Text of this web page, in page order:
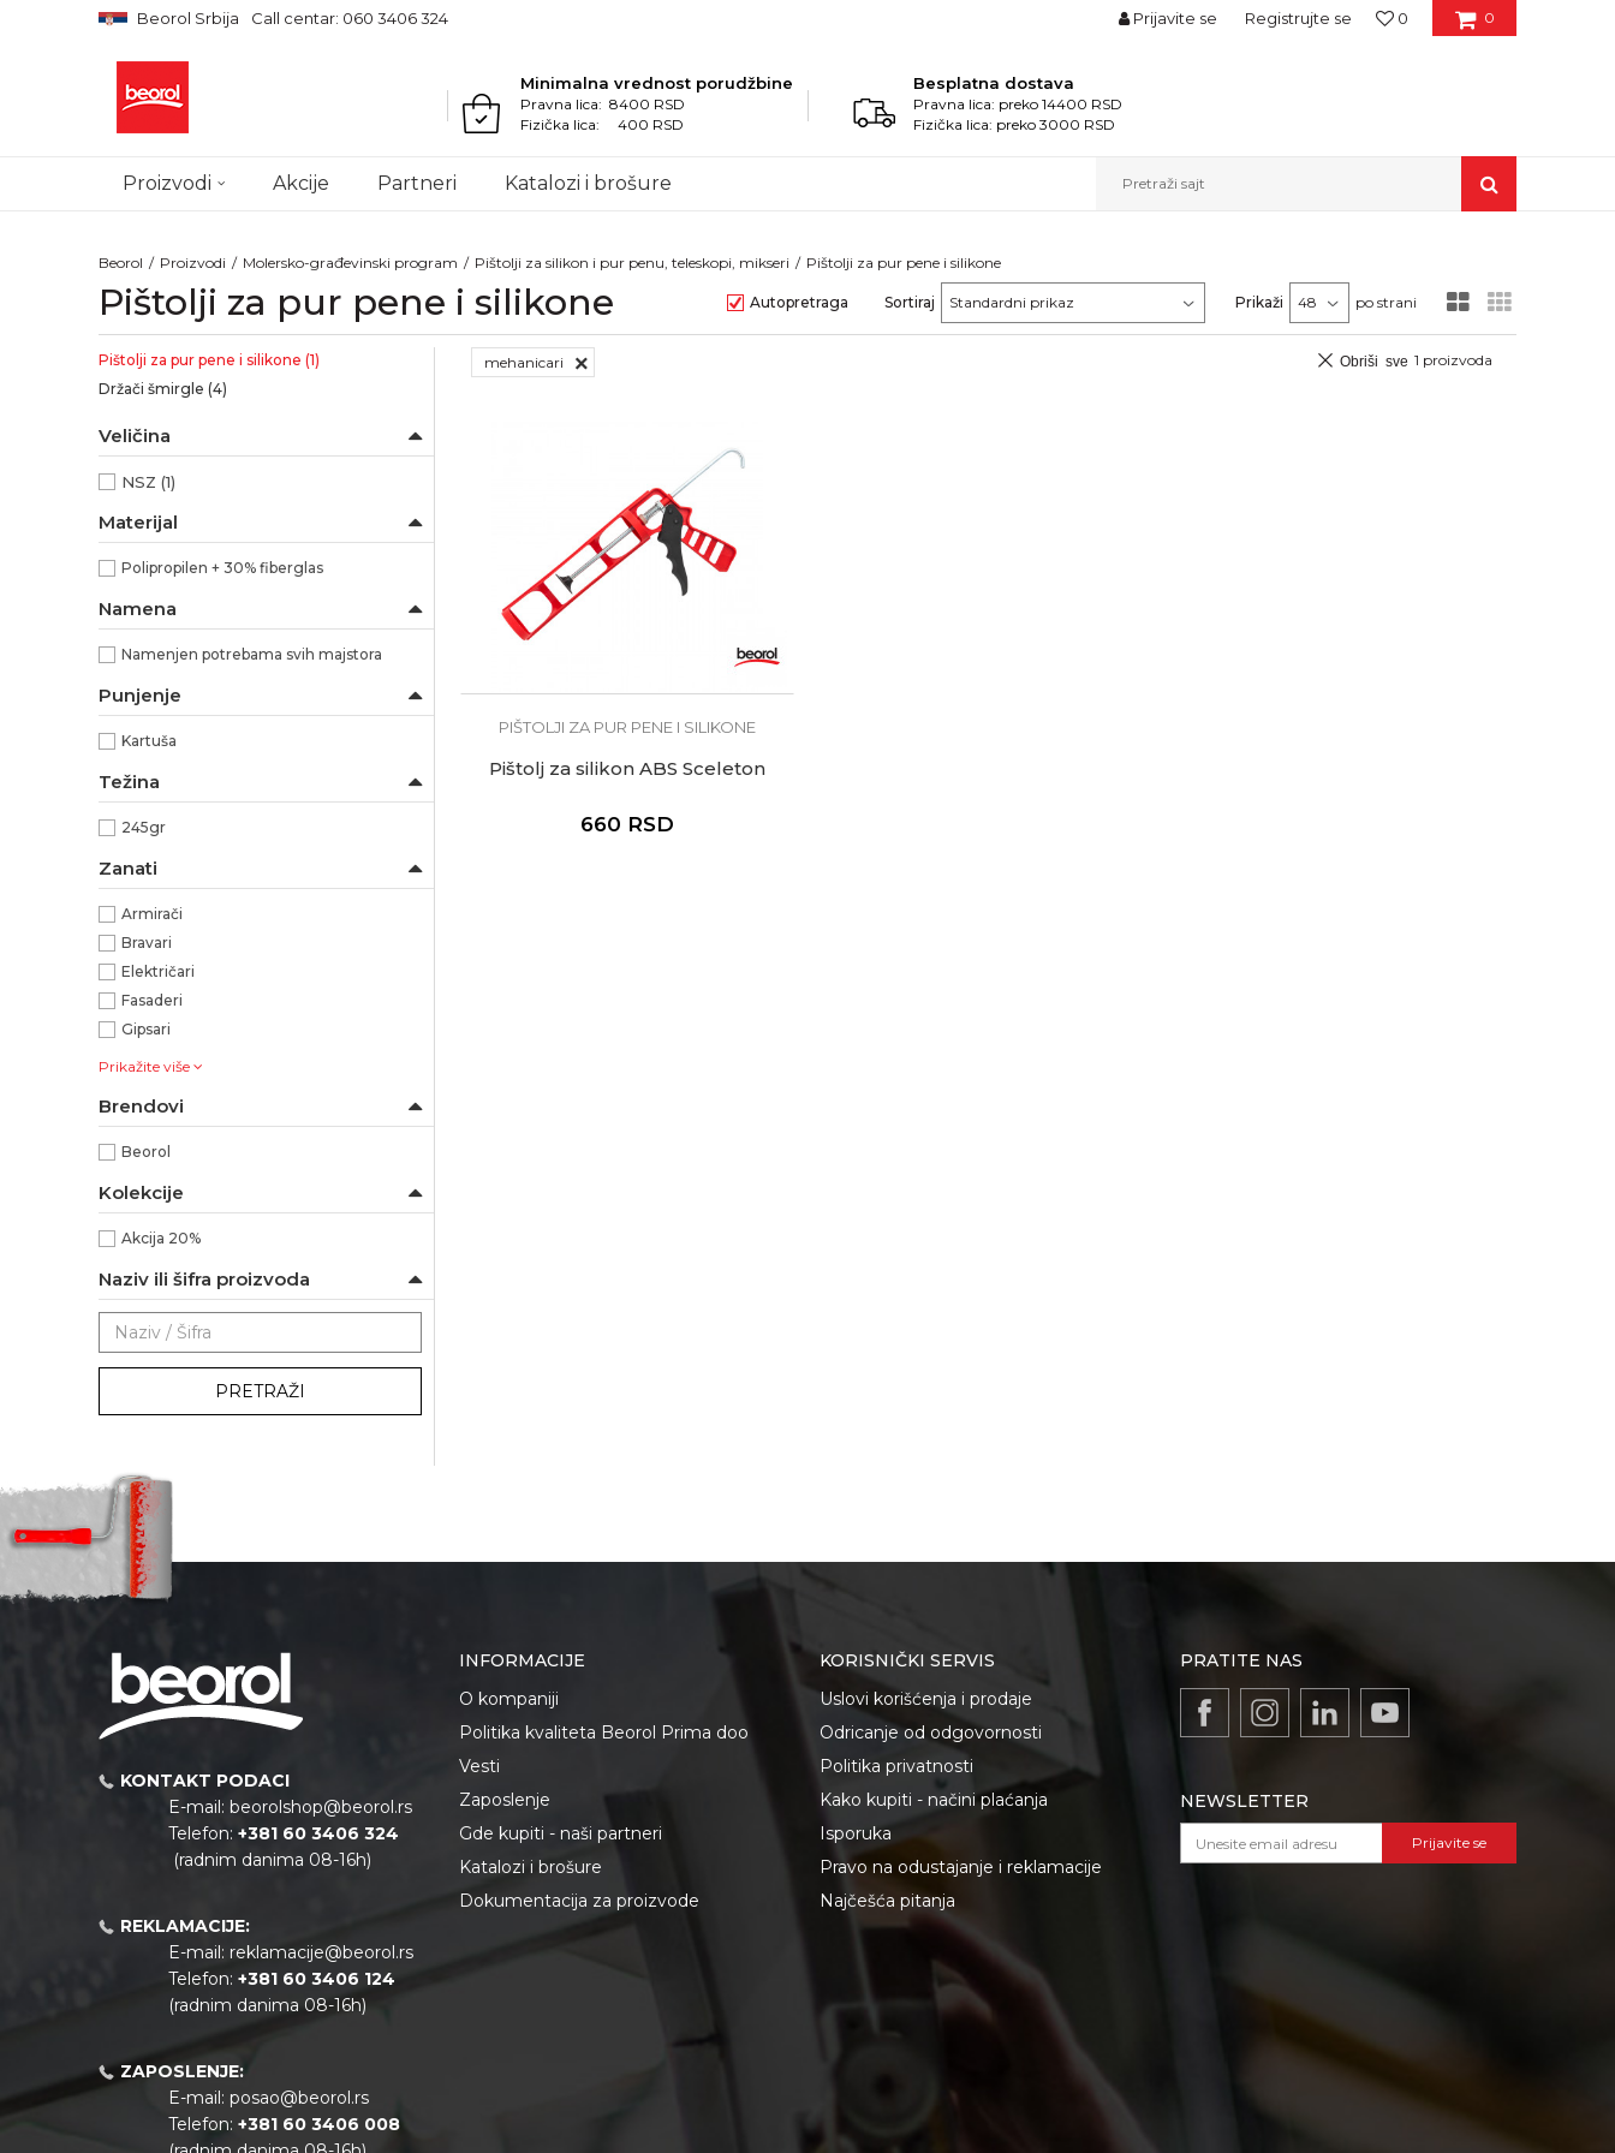
Beorol Srbija Call centar: 060 3406 324 0
0
Prijavite se Registrujte se
Minimalna vrednost porudžbine
Pravna lica: 8400 RSD
Fizička lica: 400 RSD
Besplatna dostava
Pravna lica: preko 14400 RSD
Fizička lica: preko 3000 RSD
Proizvodi Akcije Partneri Katalozi i brošure Pretraži sajt
Beorol Proizvodi Molersko-građevinski program Pištolji za silikon i pur penu, teleskopi, mikseri Pištolji za pur pene i silikone
Pištolji za pur pene i silikone Autopretraga Sortiraj Prikaži po strani
Pištolji za pur pene i silikone (1)
Držači šmirgle (4)
Veličina
NSZ (1)
Materijal
Polipropilen + 30% fiberglas
Namena
Namenjen potrebama svih majstora
Punjenje
Kartuša
Težina
245gr
Zanati
Armirači
Bravari
Električari
Fasaderi
Gipsari
Prikažite više
Brendovi
Beorol
Kolekcije
Akcija 20%
Naziv ili šifra proizvoda
PRETRAŽI
mehanicari 1 proizvoda
Obriši sve
PIŠTOLJI ZA PUR PENE I SILIKONE
Pištolj za silikon ABS Sceleton
660 RSD
KONTAKT PODACI
E-mail: beorolshop@beorol.rs
Telefon: +381 60 3406 324
(radnim danima 08-16h)
REKLAMACIJE:
E-mail: reklamacije@beorol.rs
Telefon: +381 60 3406 124
(radnim danima 08-16h)
ZAPOSLENJE:
E-mail: posao@beorol.rs
Telefon: +381 60 3406 008
INFORMACIJE
O kompaniji
Politika kvaliteta Beorol Prima doo
Vesti
Zaposlenje
Gde kupiti - naši partneri
Katalozi i brošure
Dokumentacija za proizvode
KORISNIČKI SERVIS
Uslovi korišćenja i prodaje
Odricanje od odgovornosti
Politika privatnosti
Kako kupiti - načini plaćanja
Isporuka
Pravo na odustajanje i reklamacije
Najčešća pitanja
PRATITE NAS
NEWSLETTER
Prijavite se